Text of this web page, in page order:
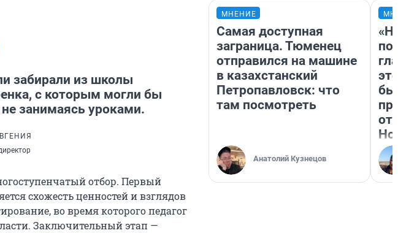
забирали из школы
с которым могли бы
занимаясь уроками.
отбор. Первый
схожесть ценностей и взглядов
во время которого педагог
Заключительный этап —
МНЕНИЕ
Самая доступная
заграница. Тюменец
отправился на машине
в казахстанский
Петропавловск: что
там посмотреть
Анатолий Кузнецов
этого
бьет